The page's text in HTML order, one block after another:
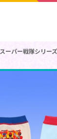
スーパー戦隊シリー